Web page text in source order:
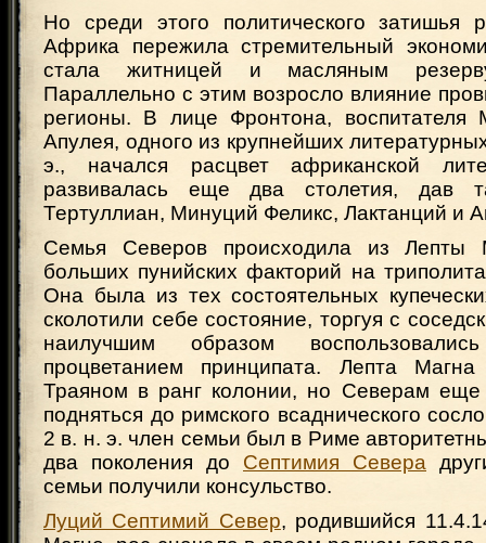
Но среди этого политического затишья
Африка пережила стремительный
стала житницей и масляным
Параллельно с этим возросло влияние
регионы. В лице Фронтона, воспитателя
Апулея, одного из крупнейших
э., начался расцвет африканской
развивалась еще два столетия, дав
Тертуллиан, Минуций Феликс, Лактанций и
Семья Северов происходила из Лепты
больших пунийских факторий на
Она была из тех состоятельных
сколотили себе состояние, торгуя с
наилучшим образом
процветанием принципата. Лепта
Траяном в ранг колонии, но Северам еще
подняться до римского всаднического
2 в. н. э. член семьи был в Риме
два поколения до Септимия Севера
семьи получили консульство.
Луций Септимий Север, родившийся